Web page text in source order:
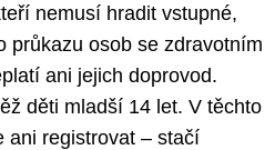
nemusí hradit vstupné,
průkazu osob se zdravotním
ani jejich doprovod.
děti mladší 14 let. V těchto
ani registrovat – stačí